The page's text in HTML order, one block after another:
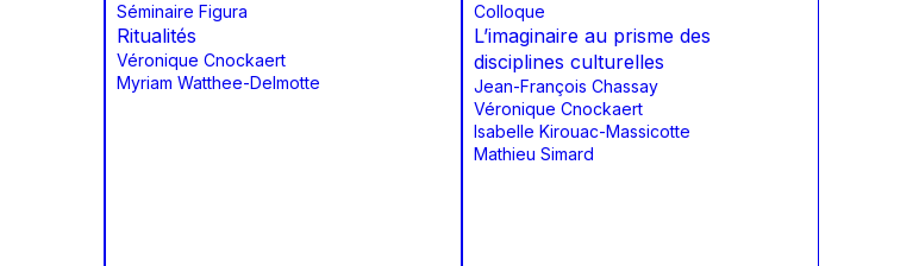
Séminaire Figura
Ritualités
Véronique Cnockaert
Myriam Watthee-Delmotte
Colloque
L’imaginaire au prisme des
disciplines culturelles
Jean-François Chassay
Véronique Cnockaert
Isabelle Kirouac-Massicotte
Mathieu Simard